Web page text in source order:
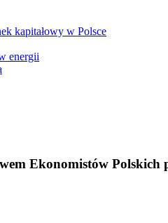
kapitałowy w Polsce
energii
Ekonomistów